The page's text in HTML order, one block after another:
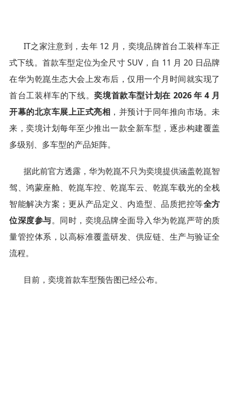
IT之家注意到，去年 12 月，奕境品牌首台工装样车正
式下线。首款车型定位为全尺寸 SUV，自 11 月 20 日品牌
在华为乾崑生态大会上发布后，仅用一个月时间就实现了
首台工装样车的下线。奕境首款车型计划在 2026 年 4 月
开幕的北京车展上正式亮相 ，并预计于同年推向市场。未
来，奕境计划每年至少推出一款全新车型，逐步构建覆盖
多级别、多车型的产品矩阵。
据此前官方透露，华为乾崑不只为奕境提供涵盖乾崑智
驾、鸿蒙座舱、乾崑车控、乾崑车云、乾崑车载光的全栈
智能解决方案；更从产品定义、内造型、品质把控等全方
位深度参与。同时，奕境品牌全面导入华为乾崑严苛的质
量管控体系，以高标准覆盖研发、供应链、生产与验证全
流程。
目前，奕境首款车型预告图已经公布。